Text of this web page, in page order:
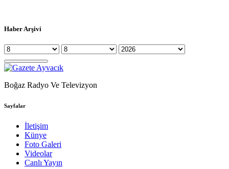
Haber Arşivi
Boğaz Radyo Ve Televizyon
Sayfalar
İletişim
Künye
Foto Galeri
Videolar
Canlı Yayın